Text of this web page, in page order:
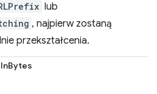
lub
, najpierw zostaną
przekształcenia.